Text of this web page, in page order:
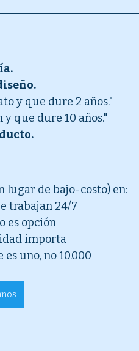
y que dure 2 años."
que dure 10 años."
lugar de bajo-costo) en:
trabajan 24/7
es opción
importa
uno, no 10.000